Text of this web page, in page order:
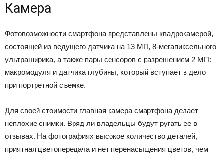
Камера
Фотовозможности смартфона представлены квадрокамерой,
состоящей из ведущего датчика на 13 МП, 8-мегапиксельного
ультраширика, а также пары сенсоров с разрешением 2 МП:
макромодуля и датчика глубины, который вступает в дело
при портретной съемке.
Для своей стоимости главная камера смартфона делает
неплохие снимки. Вряд ли владельцы будут ругать ее в
отзывах. На фотографиях высокое количество деталей,
приятная цветопередача и нет перенасыщения цветов, чем